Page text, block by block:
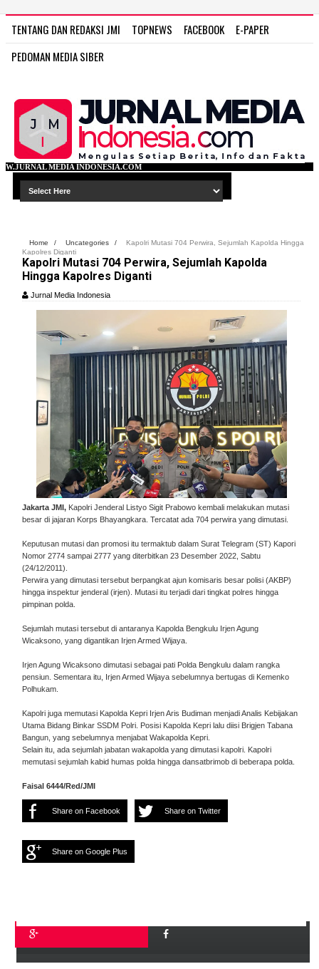
TENTANG DAN REDAKSI JMI TOPNEWS FACEBOOK
E-PAPER
PEDOMAN MEDIA SIBER
Home / Uncategories /
Kapolri Mutasi 704 Perwira, Sejumlah Kapolda Hingga
Kapolres Diganti
Kapolri Mutasi 704 Perwira, Sejumlah Kapolda
Hingga Kapolres Diganti
Jurnal Media Indonesia
Jakarta JMI, Kapolri Jenderal Listyo Sigit Prabowo kembali melakukan mutasi
besar di jajaran Korps Bhayangkara. Tercatat ada 704 perwira yang dimutasi.
Keputusan mutasi dan promosi itu termaktub dalam Surat Telegram (ST) Kapori
Nomor 2774 sampai 2777 yang diterbitkan 23 Desember 2022, Sabtu
(24/12/2011).
Perwira yang dimutasi tersebut berpangkat ajun komisaris besar polisi (AKBP)
hingga inspektur jenderal (irjen). Mutasi itu terjadi dari tingkat polres hingga
pimpinan polda.
Sejumlah mutasi tersebut di antaranya Kapolda Bengkulu Irjen Agung
Wicaksono, yang digantikan Irjen Armed Wijaya.
Irjen Agung Wicaksono dimutasi sebagai pati Polda Bengkulu dalam rangka
pensiun. Sementara itu, Irjen Armed Wijaya sebelumnya bertugas di Kemenko
Polhukam.
Kapolri juga memutasi Kapolda Kepri Irjen Aris Budiman menjadi Analis Kebijakan
Utama Bidang Binkar SSDM Polri. Posisi Kapolda Kepri lalu diisi Brigjen Tabana
Bangun, yang sebelumnya menjabat Wakapolda Kepri.
Selain itu, ada sejumlah jabatan wakapolda yang dimutasi kapolri. Kapolri
memutasi sejumlah kabid humas polda hingga dansatbrimob di beberapa polda.
Faisal 6444/Red/JMI
Share on Facebook Share on Twitter
Share on Google Plus